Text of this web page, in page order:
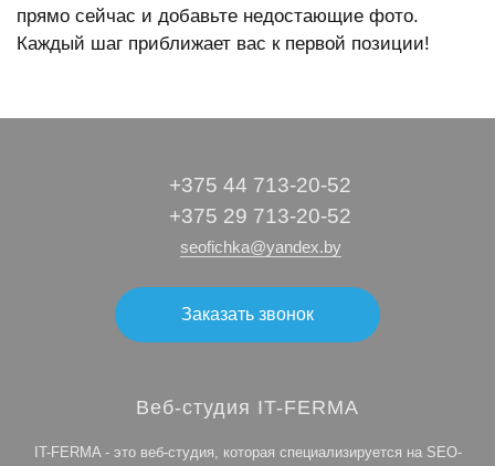
прямо сейчас и добавьте недостающие фото.
Каждый шаг приближает вас к первой позиции!
+375 44 713-20-52
+375 29 713-20-52
seofichka@yandex.by
Заказать звонок
Веб-студия IT-FERMA
IT-FERMA - это веб-студия, которая специализируется на SEO-